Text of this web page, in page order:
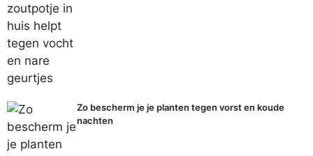
Zo bescherm je je planten tegen vorst en koude
nachten